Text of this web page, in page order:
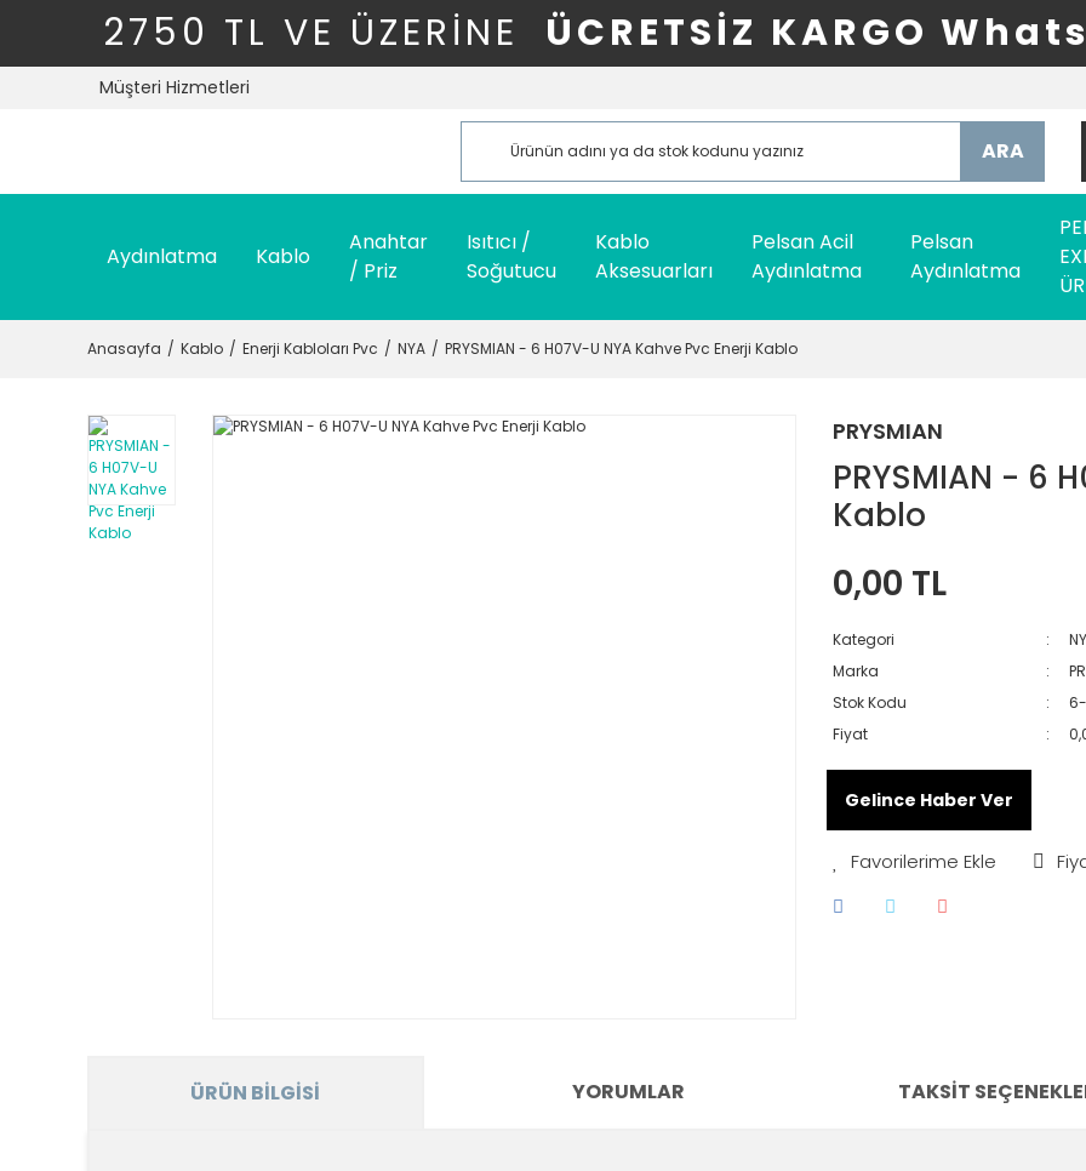
2750 TL VE ÜZERİNE ÜCRETSİZ KARGO
Müşteri Hizmetleri
ARA
Aydınlatma Kablo
Anahtar
/ Priz
Isıtıcı /
Soğutucu
Kablo
Aksesuarları
Pelsan Acil
Aydınlatma
Pelsan
Aydınlatma
Anasayfa Kablo Enerji Kabloları Pvc NYA PRYSMIAN - 6 H07V-U NYA Kahve Pvc Enerji Kablo
PRYSMIAN
PRYSMIAN - 6
Kablo
0,00 TL
Kategori
Marka
Stok Kodu
Fiyat
Gelince Haber Ver
ÜRÜN BILGISI YORUMLAR TAKSIT